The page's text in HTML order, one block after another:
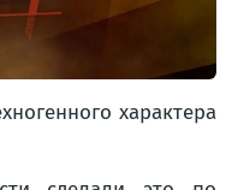
характера